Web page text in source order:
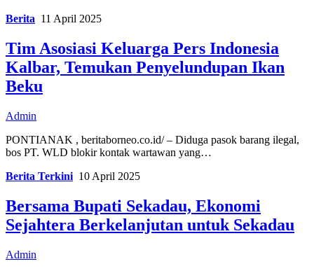
Berita 11 April 2025
Tim Asosiasi Keluarga Pers Indonesia
Kalbar, Temukan Penyelundupan Ikan
Beku
Admin
PONTIANAK , beritaborneo.co.id/ – Diduga pasok barang ilegal,
bos PT. WLD blokir kontak wartawan yang…
Berita Terkini 10 April 2025
Bersama Bupati Sekadau, Ekonomi
Sejahtera Berkelanjutan untuk Sekadau
Admin